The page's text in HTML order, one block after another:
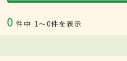
0 件中 1〜0件を表示